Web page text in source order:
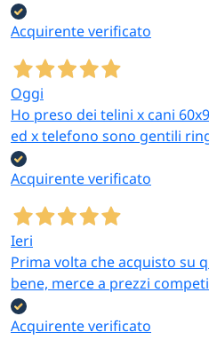
Acquirente verificato
Oggi
Ho preso dei telini x cani
ed x telefono sono gentili
Acquirente verificato
Ieri
Prima volta che acquisto su
bene, merce a prezzi
Acquirente verificato